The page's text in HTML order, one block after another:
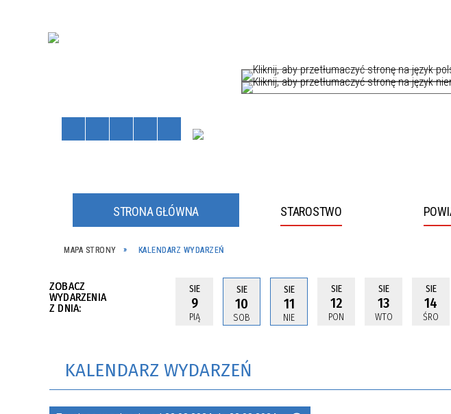
STRONA GŁÓWNA STAROSTWO
kliknij, aby przejść do dalszej części
kliknij, aby przejść do dalszej części
MAPA STRONY KALENDARZ WYDARZEŃ
ZOBACZ
WYDARZENIA
Z DNIA:
SIE
9
PIĄ
SIE
10
SOB
SIE
11
NIE
SIE
12
PON
SIE
13
WTO
SIE
14
ŚRO
KALENDARZ WYDARZEŃ